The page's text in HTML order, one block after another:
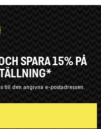
SPARA 15% PÅ
till den angivna e-postadressen.